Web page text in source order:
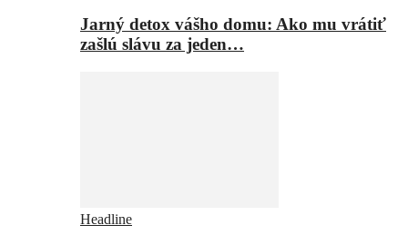
Jarný detox vášho domu: Ako mu vrátiť
zašlú slávu za jeden…
Headline